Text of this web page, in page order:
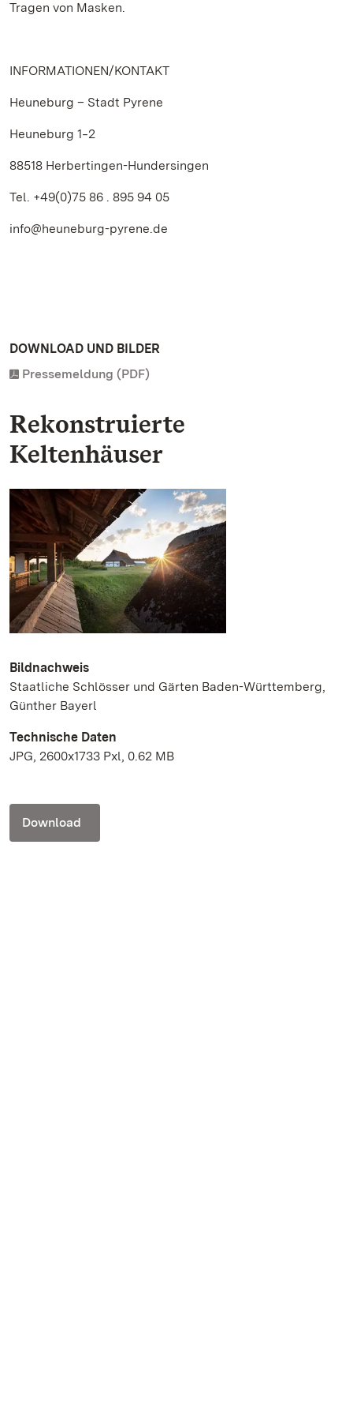
Tragen von Masken.
INFORMATIONEN/KONTAKT
Heuneburg – Stadt Pyrene
Heuneburg 1‒2
88518 Herbertingen-Hundersingen
Tel. +49(0)75 86 . 895 94 05
info@heuneburg-pyrene.de
DOWNLOAD UND BILDER
Pressemeldung (PDF)
Rekonstruierte
Keltenhäuser
Bildnachweis
Staatliche Schlösser und Gärten Baden-Württemberg,
Günther Bayerl
Technische Daten
JPG, 2600x1733 Pxl, 0.62 MB
Download